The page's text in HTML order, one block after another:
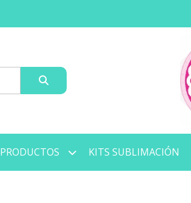
PRODUCTOS KITS SUBLIMACIÓN